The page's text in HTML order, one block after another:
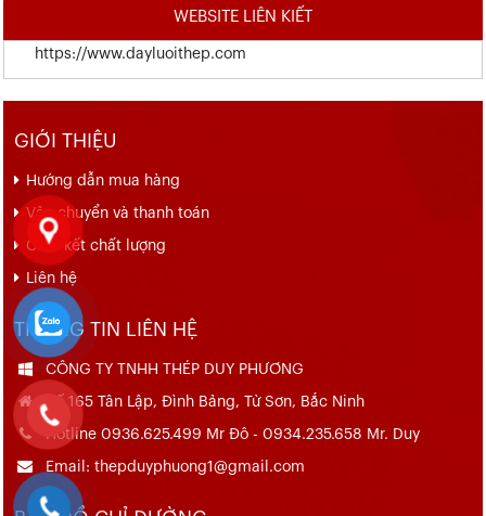
WEBSITE LIÊN KIẾT
https://www.dayluoithep.com
GIỚI THIỆU
Hướng dẫn mua hàng
Vận chuyển và thanh toán
Cam kết chất lượng
Liên hệ
THÔNG TIN LIÊN HỆ
CÔNG TY TNHH THÉP DUY PHƯƠNG
Số 165 Tân Lập, Đình Bảng, Từ Sơn, Bắc Ninh
Hotline 0936.625.499 Mr Đô - 0934.235.658 Mr. Duy
Email: thepduyphuong1@gmail.com